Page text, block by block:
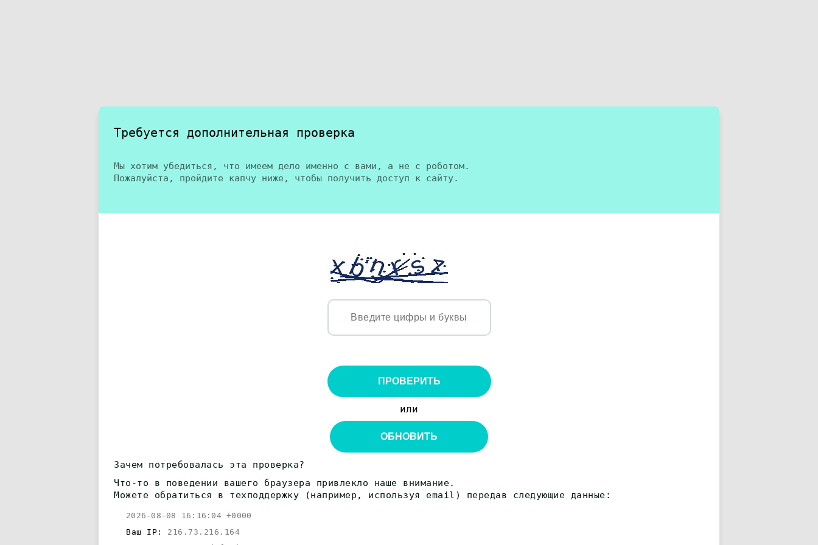
Требуется дополнительная проверка
Мы хотим убедиться, что имеем дело именно с вами, а не с роботом.
Пожалуйста, пройдите капчу ниже, чтобы получить доступ к сайту.
ПРОВЕРИТЬ
или
ОБНОВИТЬ
Зачем потребовалась эта проверка?
Что-то в поведении вашего браузера привлекло наше внимание.
Можете обратиться в техподдержку (например, используя email) передав следующие данные:
2026-08-08 16:16:04 +0000
Ваш IP: 216.73.216.164